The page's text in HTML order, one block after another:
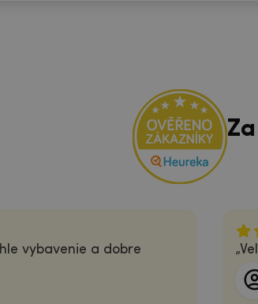
vybavenie a dobre